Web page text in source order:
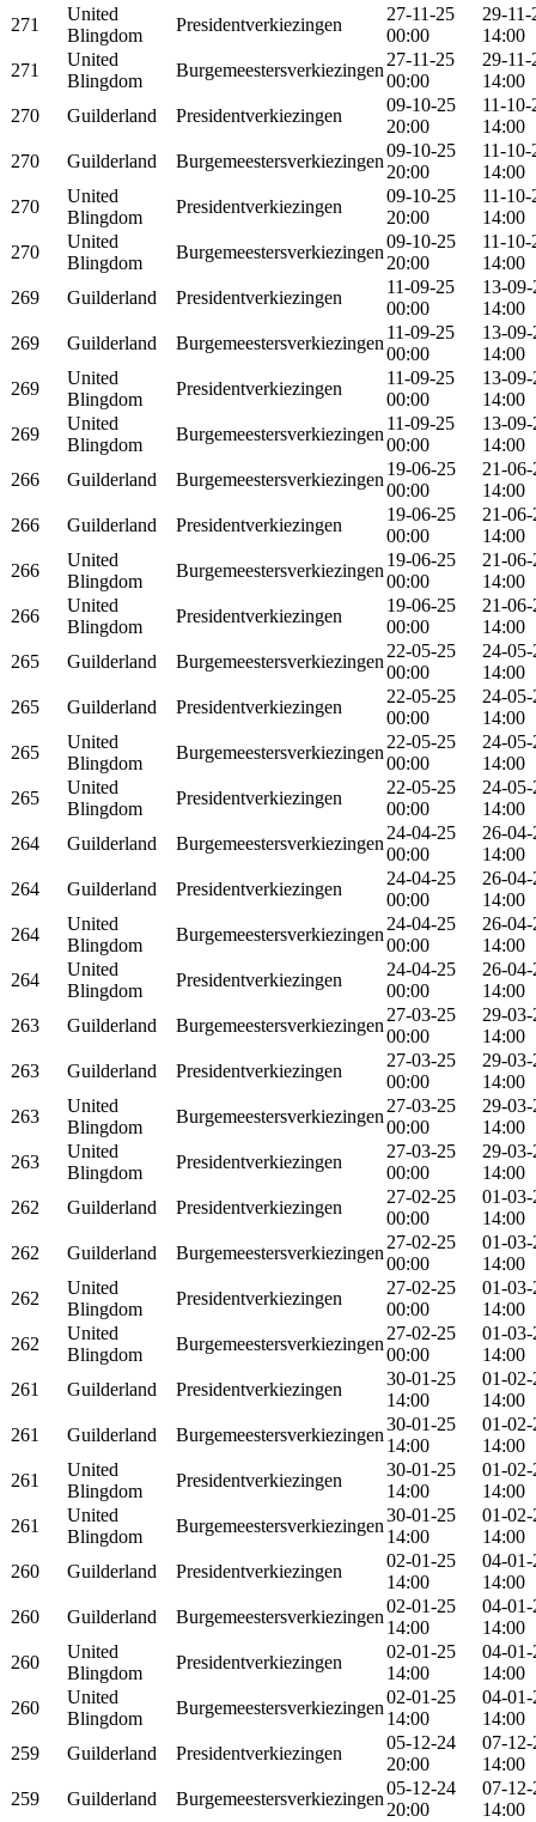
271
United
Blingdom
Presidentverkiezingen
27-11-25
00:00
29-11-
14:00
271
United
Blingdom
Burgemeestersverkiezingen
27-11-25
00:00
29-11-
14:00
270
Guilderland Presidentverkiezingen
09-10-25
20:00
11-10-
14:00
270
Guilderland Burgemeestersverkiezingen
09-10-25
20:00
11-10-
14:00
270
United
Blingdom
Presidentverkiezingen
09-10-25
20:00
11-10-
14:00
270
United
Blingdom
Burgemeestersverkiezingen
09-10-25
20:00
11-10-
14:00
269
Guilderland Presidentverkiezingen
11-09-25
00:00
13-09-
14:00
269
Guilderland Burgemeestersverkiezingen
11-09-25
00:00
13-09-
14:00
269
United
Blingdom
Presidentverkiezingen
11-09-25
00:00
13-09-
14:00
269
United
Blingdom
Burgemeestersverkiezingen
11-09-25
00:00
13-09-
14:00
266
Guilderland Burgemeestersverkiezingen
19-06-25
00:00
21-06-
14:00
266
Guilderland Presidentverkiezingen
19-06-25
00:00
21-06-
14:00
266
United
Blingdom
Burgemeestersverkiezingen
19-06-25
00:00
21-06-
14:00
266
United
Blingdom
Presidentverkiezingen
19-06-25
00:00
21-06-
14:00
265
Guilderland Burgemeestersverkiezingen
22-05-25
00:00
24-05-
14:00
265
Guilderland Presidentverkiezingen
22-05-25
00:00
24-05-
14:00
265
United
Blingdom
Burgemeestersverkiezingen
22-05-25
00:00
24-05-
14:00
265
United
Blingdom
Presidentverkiezingen
22-05-25
00:00
24-05-
14:00
264
Guilderland Burgemeestersverkiezingen
24-04-25
00:00
26-04-
14:00
264
Guilderland Presidentverkiezingen
24-04-25
00:00
26-04-
14:00
264
United
Blingdom
Burgemeestersverkiezingen
24-04-25
00:00
26-04-
14:00
264
United
Blingdom
Presidentverkiezingen
24-04-25
00:00
26-04-
14:00
263
Guilderland Burgemeestersverkiezingen
27-03-25
00:00
29-03-
14:00
263
Guilderland Presidentverkiezingen
27-03-25
00:00
29-03-
14:00
263
United
Blingdom
Burgemeestersverkiezingen
27-03-25
00:00
29-03-
14:00
263
United
Blingdom
Presidentverkiezingen
27-03-25
00:00
29-03-
14:00
262
Guilderland Presidentverkiezingen
27-02-25
00:00
01-03-
14:00
262
Guilderland Burgemeestersverkiezingen
27-02-25
00:00
01-03-
14:00
262
United
Blingdom
Presidentverkiezingen
27-02-25
00:00
01-03-
14:00
262
United
Blingdom
Burgemeestersverkiezingen
27-02-25
00:00
01-03-
14:00
261
Guilderland Presidentverkiezingen
30-01-25
14:00
01-02-
14:00
261
Guilderland Burgemeestersverkiezingen
30-01-25
14:00
01-02-
14:00
261
United
Blingdom
Presidentverkiezingen
30-01-25
14:00
01-02-
14:00
261
United
Blingdom
Burgemeestersverkiezingen
30-01-25
14:00
01-02-
14:00
260
Guilderland Presidentverkiezingen
02-01-25
14:00
04-01-
14:00
260
Guilderland Burgemeestersverkiezingen
02-01-25
14:00
04-01-
14:00
260
United
Blingdom
Presidentverkiezingen
02-01-25
14:00
04-01-
14:00
260
United
Blingdom
Burgemeestersverkiezingen
02-01-25
14:00
04-01-
14:00
259
Guilderland Presidentverkiezingen
05-12-24
20:00
07-12-
14:00
259
Guilderland Burgemeestersverkiezingen
05-12-24
20:00
07-12-
14:00